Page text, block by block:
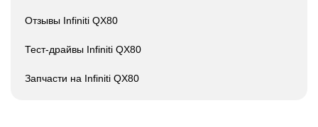
Отзывы Infiniti QX80
Тест-драйвы Infiniti QX80
Запчасти на Infiniti QX80